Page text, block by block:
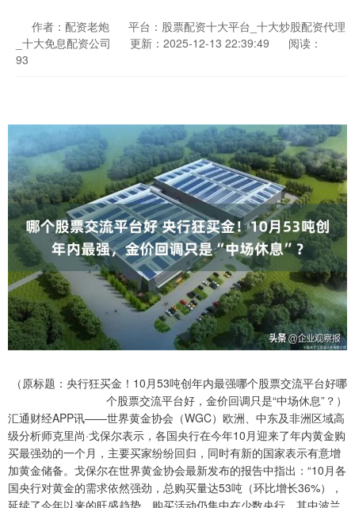
作者：配资老炮
平台：股票配资十大平台_十大炒股配资代理
_十大免息配资公司
更新：2025-12-13 22:39:49
阅读：
93
（原标题：央行狂买金！10月53吨创年内最强哪个股票交流平台好哪
个股票交流平台好，金价回调只是“中场休息”？）
汇通财经APP讯——世界黄金协会（WGC）欧洲、中东及非洲区域高
级分析师克里尚·戈保尔表示，各国央行在今年10月迎来了年内黄金购
买最强劲的一个月，主要买家纷纷回归，同时有新的国家表示有意增
加黄金储备。戈保尔在世界黄金协会最新发布的报告中指出：“10月各
国央行对黄金的需求依然强劲，总购买量达53吨（环比增长36%），